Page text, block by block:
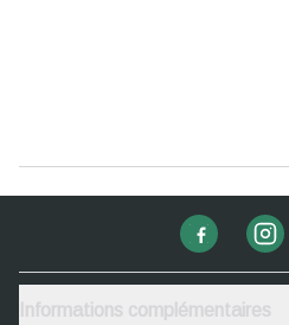
Informations complémentaires